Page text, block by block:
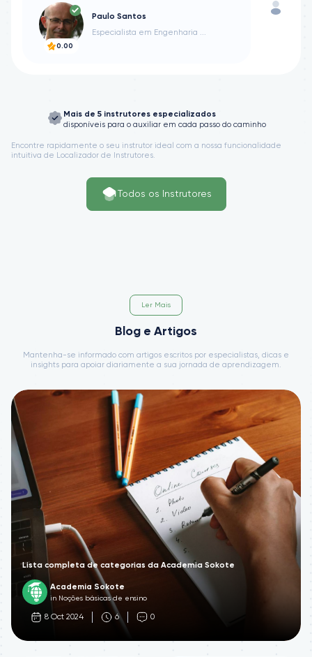
0.00
Paulo Santos
Especialista em Engenharia ...
Mais de 5 instrutores especializados
disponíveis para o auxiliar em cada passo do caminho
Encontre rapidamente o seu instrutor ideal com a nossa funcionalidade
intuitiva de Localizador de Instrutores.
Todos os Instrutores
Ler Mais
Blog e Artigos
Mantenha-se informado com artigos escritos por especialistas, dicas e
insights para apoiar diariamente a sua jornada de aprendizagem.
Lista completa de categorias da Academia Sokote
Academia Sokote
in Noções básicas de ensino
8 Oct 2024 6 0